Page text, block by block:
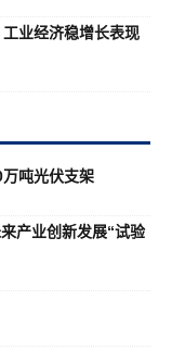
业经济稳增长表现
吨光伏支架
产业创新发展“试验